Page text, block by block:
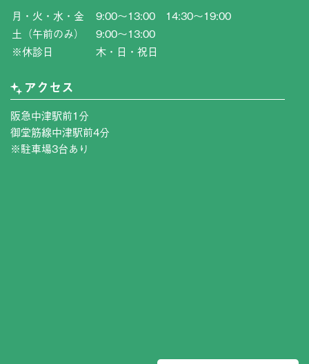
月・火・水・金
9:00〜13:00 14:30〜19:00
土（午前のみ）
9:00〜13:00
※休診日
木・日・祝日
アクセス
阪急中津駅前1分
御堂筋線中津駅前4分
※駐車場3台あり